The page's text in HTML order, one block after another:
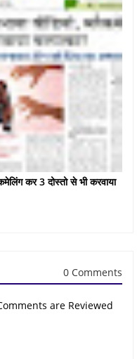
कर 3 दोस्तो से भी करवाया
0 Comments
are Reviewed